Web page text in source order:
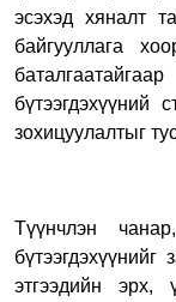
эсэхэд хяналт
байгууллага
бүтээгдэхүүний
зохицуулалтыг
Түүнчлэн
этгээдийн эрх,